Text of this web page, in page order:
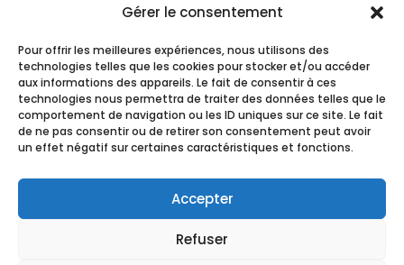
Gérer le consentement
Pour offrir les meilleures expériences, nous utilisons des
technologies telles que les cookies pour stocker et/ou accéder
aux informations des appareils. Le fait de consentir à ces
technologies nous permettra de traiter des données telles que le
comportement de navigation ou les ID uniques sur ce site. Le fait
de ne pas consentir ou de retirer son consentement peut avoir
un effet négatif sur certaines caractéristiques et fonctions.
Accepter
Refuser
Contact
Fédération UNSA-Ferroviaire
56, rue du Faubourg Montmartre
75009 – Paris
federation@unsa-ferroviaire.org